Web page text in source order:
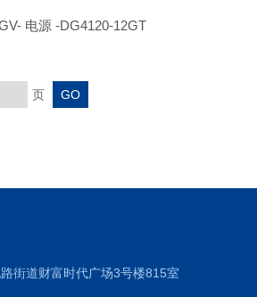
电源 -DG4120-12GT
页
街道财富时代广场3号楼815室